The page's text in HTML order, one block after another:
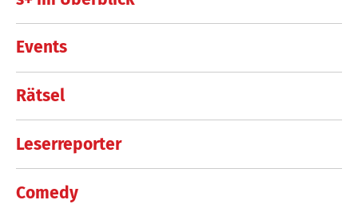
Events
Rätsel
Leserreporter
Comedy